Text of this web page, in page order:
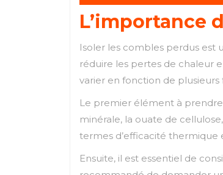
octobre
2025
L’importance
Isoler les combles perdus est
réduire les pertes de chaleur
varier en fonction de plusieurs
Le premier élément à
minérale, la ouate de
termes d’efficacité thermique
Ensuite, il est essentiel de